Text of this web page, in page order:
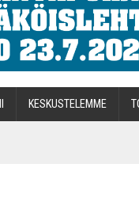
KES­KUS­TE­LEM­ME